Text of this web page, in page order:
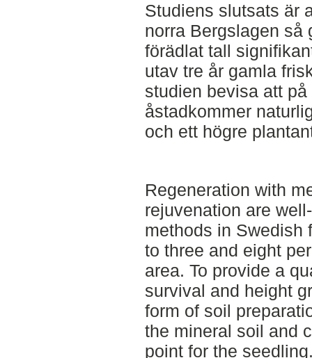
Studiens slutsats är
norra Bergslagen så
förädlat tall
utav tre år gamla
studien bevisa att
åstadkommer
och ett högre
Regeneration with
rejuvenation are
methods in Swedish
to three and eight
area. To provide a
survival and height
form of soil
the mineral soil and
point for the